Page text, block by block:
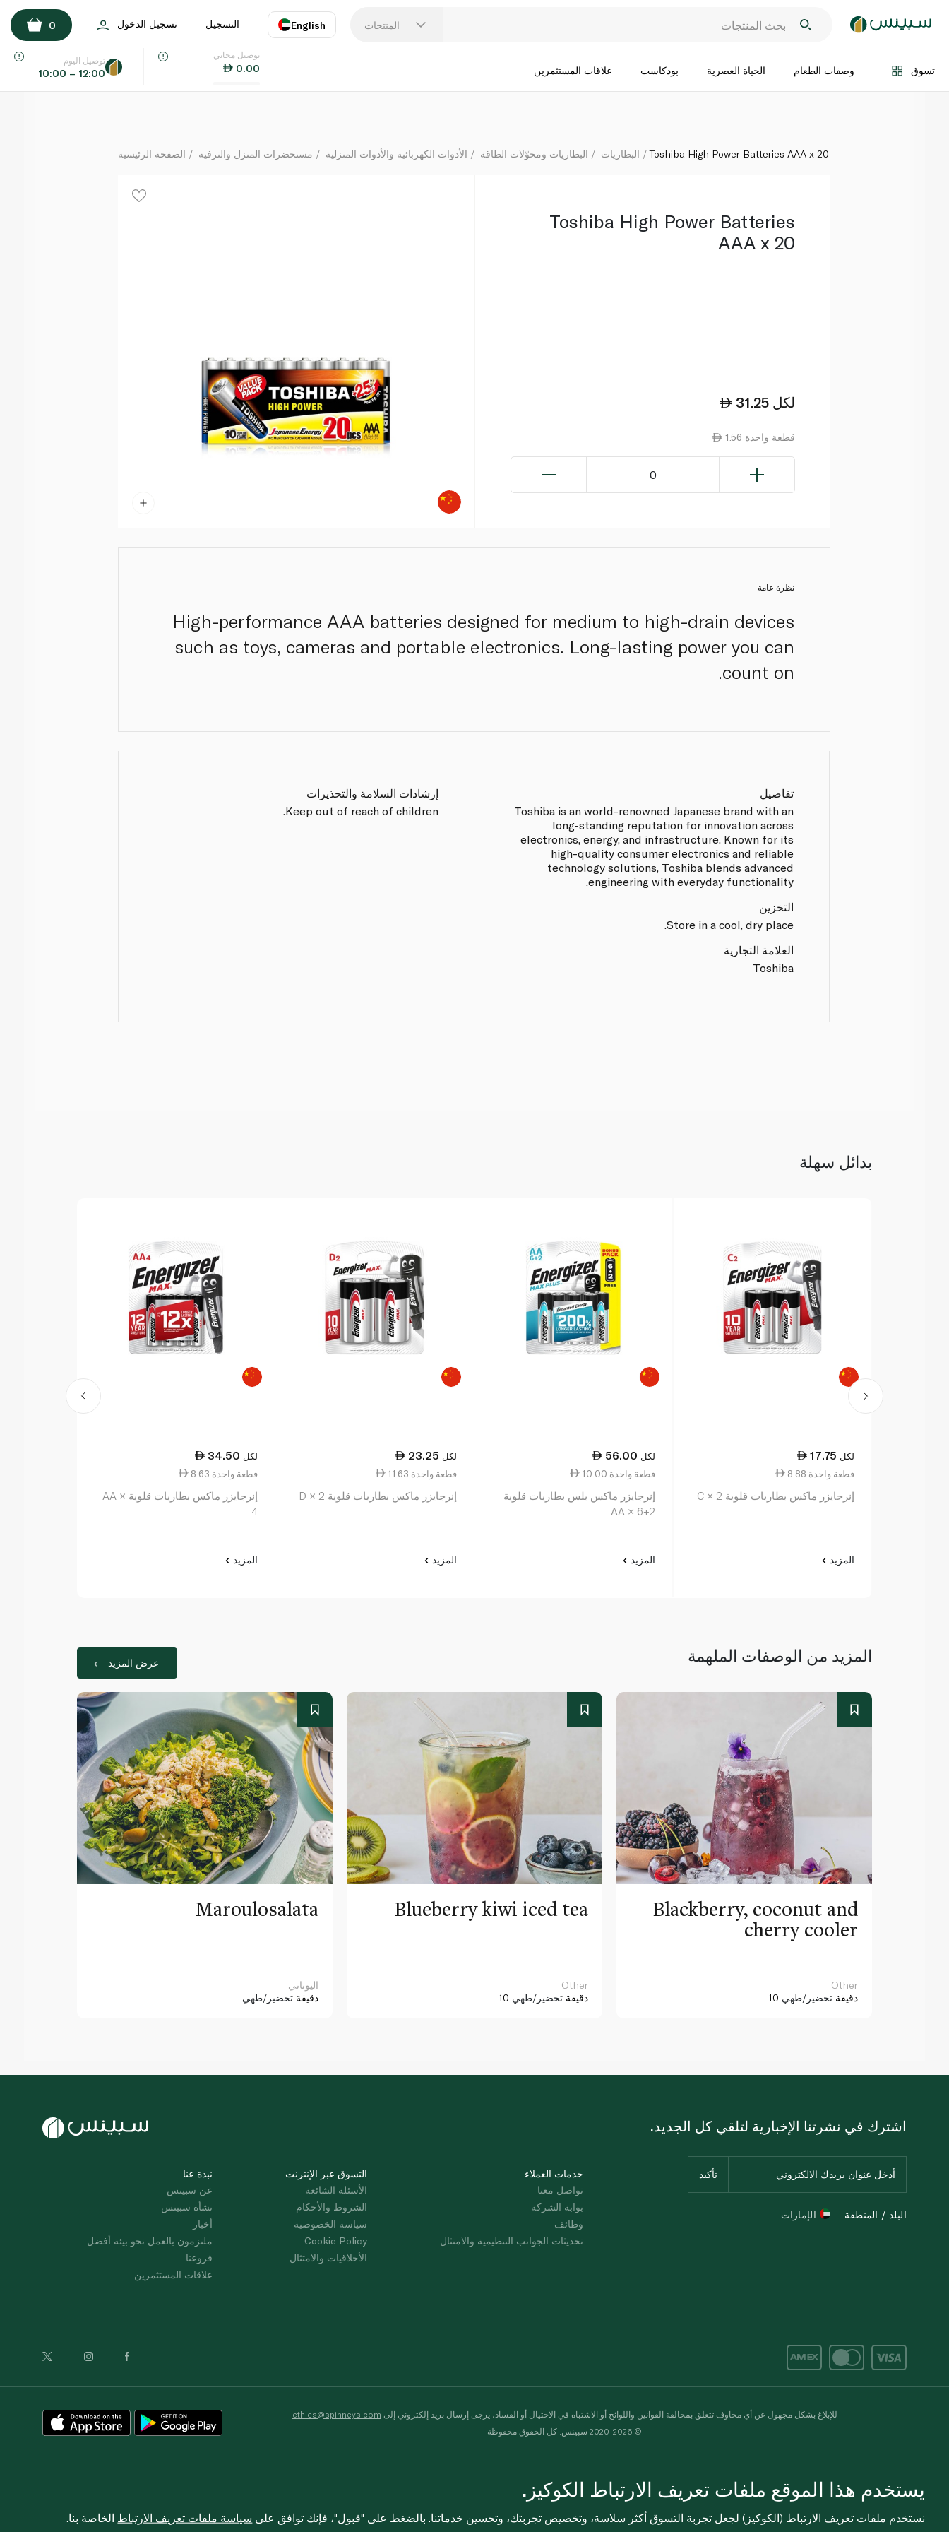
المنتجات English
اللغة
التسجيل تسجيل الدخول 0
تسوق وصفات الطعام الحياة العصرية بودكاست علاقات المستثمرين
توصيل مجاني
0.00
توصيل اليوم
10:00 – 12:00
اضف الى السلة
الصفحة الرئيسية مستحضرات المنزل والترفيه الأدوات الكهربائية والأدوات المنزلية البطاريات ومحوّلات الطاقة البطاريات Toshiba High Power Batteries AAA x 20
Toshiba High Power Batteries
AAA x 20
31.25 لكل
1.56 قطعة واحدة
0
نظرة عامة
High-performance AAA batteries designed for medium to high-drain devices
such as toys, cameras and portable electronics. Long-lasting power you can
count on.
تفاصيل
Toshiba is an world-renowned Japanese brand with an
long-standing reputation for innovation across
electronics, energy, and infrastructure. Known for its
high-quality consumer electronics and reliable
technology solutions, Toshiba blends advanced
engineering with everyday functionality.
التخزين
Store in a cool, dry place.
العلامة التجارية
Toshiba
إرشادات السلامة والتحذيرات
Keep out of reach of children.
بدائل سهلة
17.75 لكل
8.88 قطعة واحدة
إنرجايزر ماكس بطاريات قلوية C × 2
المزيد
56.00 لكل
10.00 قطعة واحدة
إنرجايزر ماكس بلس بطاريات قلوية
AA × 6+2
المزيد
23.25 لكل
11.63 قطعة واحدة
إنرجايزر ماكس بطاريات قلوية D × 2
المزيد
34.50 لكل
8.63 قطعة واحدة
إنرجايزر ماكس بطاريات قلوية AA ×
4
المزيد
المزيد من الوصفات الملهمة عرض المزيد
Maroulosalata
اليوناني
دقيقة تحضير/طهي
Blueberry kiwi iced tea
Other
10 دقيقة تحضير/طهي
Blackberry, coconut and
cherry cooler
Other
10 دقيقة تحضير/طهي
نبذة عنا
عن سبينس
نشأة سبينس
أخبار
ملتزمون بالعمل نحو بيئة أفضل
فروعنا
علاقات المستثمرين
التسوق عبر الإنترنت
الأسئلة الشائعة
الشروط والأحكام
سياسة الخصوصية
Cookie Policy
الأخلاقيات والامتثال
خدمات العملاء
تواصل معنا
بوابة الشركة
وظائف
تحديثات الجوانب التنظيمية والامتثال
اشترك في نشرتنا الإخبارية لتلقي كل الجديد.
البلد / المنطقة الإمارات
للإبلاغ بشكل مجهول عن أي مخاوف تتعلق بمخالفة القوانين واللوائح أو الاشتباه في الاحتيال أو الفساد، يرجى إرسال بريد إلكتروني إلى ethics@spinneys.com
© 2020-2026 سبينس. كل الحقوق محفوظة
يستخدم هذا الموقع ملفات تعريف الارتباط الكوكيز.
نستخدم ملفات تعريف الارتباط (الكوكيز) لجعل تجربة التسوق أكثر سلاسة، وتخصيص تجربتك، وتحسين خدماتنا. بالضغط على "قبول"، فإنك توافق على سياسة ملفات تعريف الارتباط الخاصة بنا.